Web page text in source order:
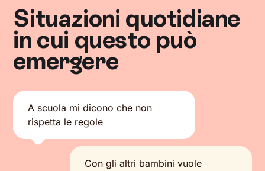
Situazioni quotidiane
in cui questo può
emergere
A scuola mi dicono che non
rispetta le regole
Con gli altri bambini vuole